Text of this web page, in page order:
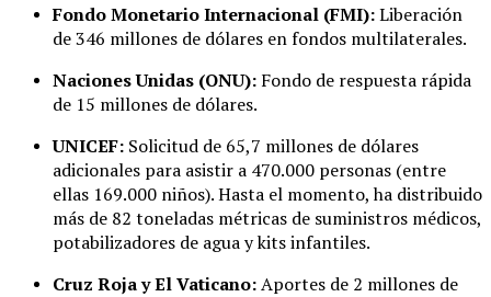
Fondo Monetario Internacional (FMI):Liberación
de 346 millones de dólares en fondos multilaterales.
Naciones Unidas (ONU): Fondo de respuesta rápida
de 15 millones de dólares.
UNICEF: Solicitud de 65,7 millones de dólares
adicionales para asistir a 470.000 personas (entre
ellas 169.000 niños). Hasta el momento, ha distribuido
más de 82 toneladas métricas de suministros médicos,
potabilizadores de agua y kits infantiles.
Cruz Roja y El Vaticano:Aportes de 2 millones de